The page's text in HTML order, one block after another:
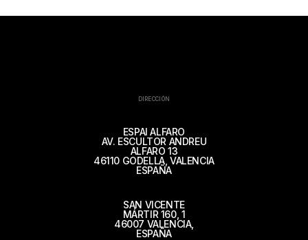
DIRECCIÓN
ESPAI ALFARO
AV. ESCULTOR ANDREU
ALFARO 13
46110 GODELLA, VALENCIA
ESPAÑA
SAN VICENTE
MÁRTIR 160, 1
46007 VALENCIA,
ESPAÑA